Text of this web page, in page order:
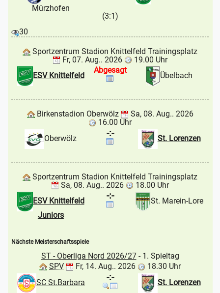
Mürzhofen
(3:1)
30
Sportzentrum Stadion Knittelfeld Trainingsplatz
Fr, 07. Aug.. 2026
19.00 Uhr
ESV Knittelfeld
Übelbach
Abgesagt
Birkenstadion Oberwölz
Sa, 08. Aug.. 2026
16.00 Uhr
Oberwölz
St. Lorenzen
-:-
Sportzentrum Stadion Knittelfeld Trainingsplatz
Sa, 08. Aug.. 2026
18.00 Uhr
ESV Knittelfeld
Juniors
St. Marein-Lore
-:-
Nächste Meisterschaftsspiele
ST - Oberliga Nord 2026/27- 1. Spieltag
SPV
Fr, 14. Aug.. 2026
18.30 Uhr
SC St.Barbara
St. Lorenzen
-:-